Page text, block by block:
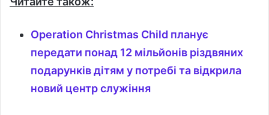
Operation Christmas Child планує
передати понад 12 мільйонів різдвяних
подарунків дітям у потребі та відкрила
новий центр служіння